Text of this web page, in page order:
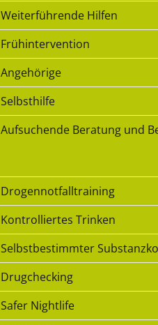
Weiterführende Hilfen
Frühintervention
Angehörige
Selbsthilfe
Aufsuchende Beratung und
Drogennotfalltraining
Kontrolliertes Trinken
Selbstbestimmter
Drugchecking
Safer Nightlife